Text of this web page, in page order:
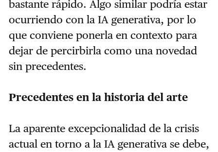
bastante rápido. Algo similar podría estar
ocurriendo con la IA generativa, por lo
que conviene ponerla en contexto para
dejar de percirbirla como una novedad
sin precedentes.
Precedentes en la historia del arte
La aparente excepcionalidad de la crisis
actual en torno a la IA generativa se debe,